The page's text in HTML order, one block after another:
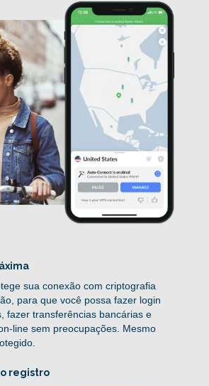
sua conexão com criptografia
para que você possa fazer login
fazer transferências bancárias e
line sem preocupações. Mesmo
registro